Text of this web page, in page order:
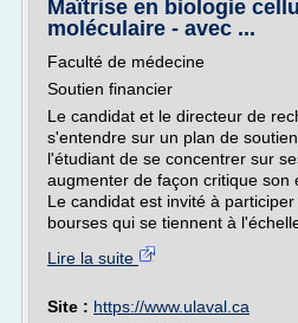
Maîtrise en biologie
moléculaire - avec ...
Faculté de médecine
Soutien financier
Le candidat et le directeur de
s'entendre sur un plan de
l'étudiant de se concentrer sur
augmenter de façon critique son
Le candidat est invité à
bourses qui se tiennent à
Lire la suite
Site : https://www.ulaval.ca